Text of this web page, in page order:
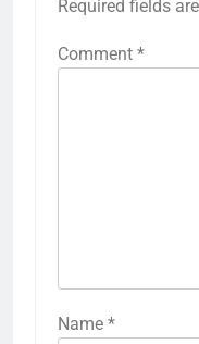
Required fields
Comment *
Name *